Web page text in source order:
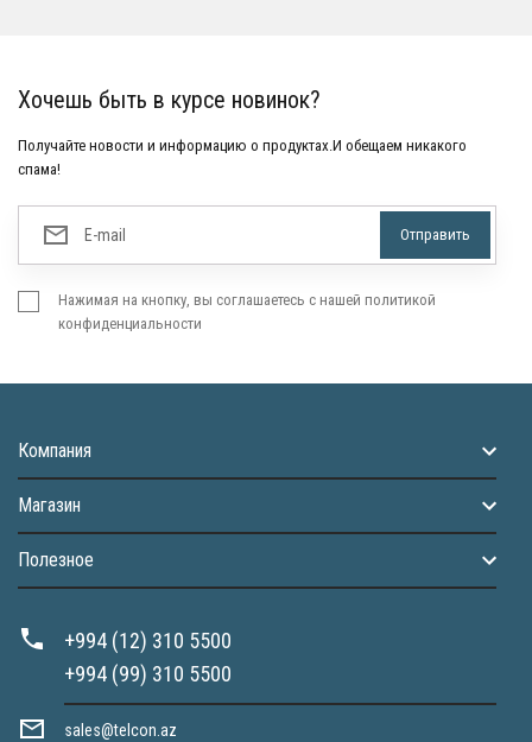
Хочешь быть в курсе новинок?
Получайте новости и информацию о продуктах.И обещаем никакого
спама!
Нажимая на кнопку, вы соглашаетесь с нашей политикой
конфиденциальности
Компания
Магазин
Полезное
+994 (12) 310 5500
+994 (99) 310 5500
sales@telcon.az